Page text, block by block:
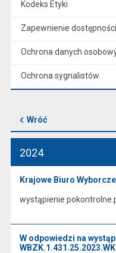
Kodeks Etyki
Zapewnienie dostępności
Ochrona danych
Ochrona sygnalistów
Wróć
2024
Krajowe Biuro
wystąpienie
W odpowiedzi na